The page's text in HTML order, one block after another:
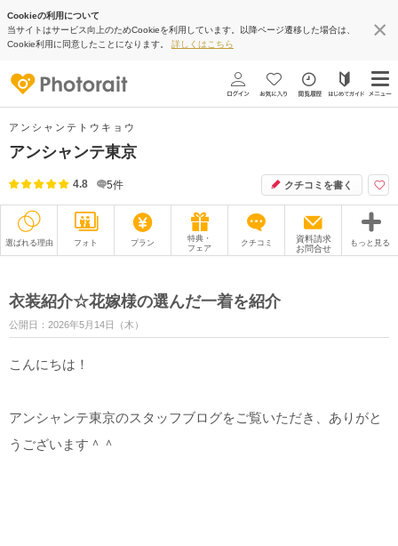
Cookieの利用について
当サイトはサービス向上のためCookieを利用しています。以降ページ遷移した場合は、
Cookie利用に同意したことになります。 詳しくはこちら
アンシャンテトウキョウ
アンシャンテ東京
4.8 5件 クチコミを書く
選ばれる理由 フォト プラン
特典・
フェア
クチコミ
資料請求
お問合せ
もっと見る
衣装 ムービー
こだわりポイント
衣装紹介☆花嫁様の選んだ一着を紹介
公開日：2026年5月14日（木）
こんにちは！
アンシャンテ東京のスタッフブログをご覧いただき、ありがと
うございます＾＾